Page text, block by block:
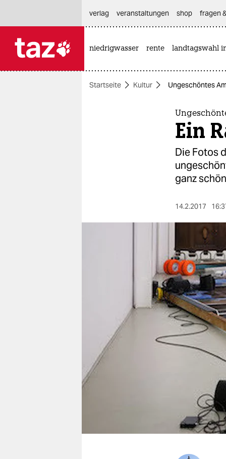
themen
veranstaltungen
shop
fragen & hilfe
genossenschaft
verlag
veranstaltungen shop fragen
niedrigwasser rente landtagswahl
Startseite Kultur Ungeschöntes
Ein
Die Fotos
ganz
14.2.2017